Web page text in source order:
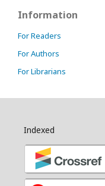
Information
For Readers
For Authors
For Librarians
Indexed